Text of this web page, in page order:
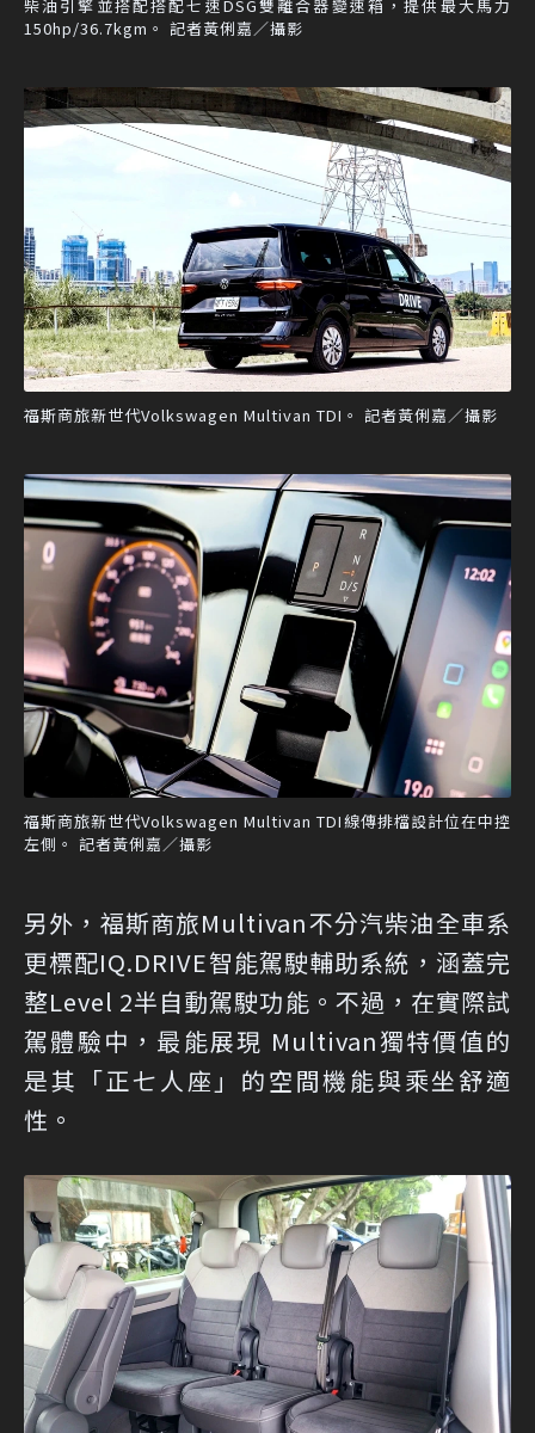
柴油引擎並搭配搭配七速DSG雙離合器變速箱，提供最大馬力
150hp/36.7kgm。 記者黃俐嘉／攝影
福斯商旅新世代Volkswagen Multivan TDI。 記者黃俐嘉／攝影
福斯商旅新世代Volkswagen Multivan TDI線傳排檔設計位在中控
左側。 記者黃俐嘉／攝影
另外，福斯商旅Multivan不分汽柴油全車系
更標配IQ.DRIVE智能駕駛輔助系統，涵蓋完
整Level 2半自動駕駛功能。不過，在實際試
駕體驗中，最能展現 Multivan獨特價值的
是其「正七人座」的空間機能與乘坐舒適
性。